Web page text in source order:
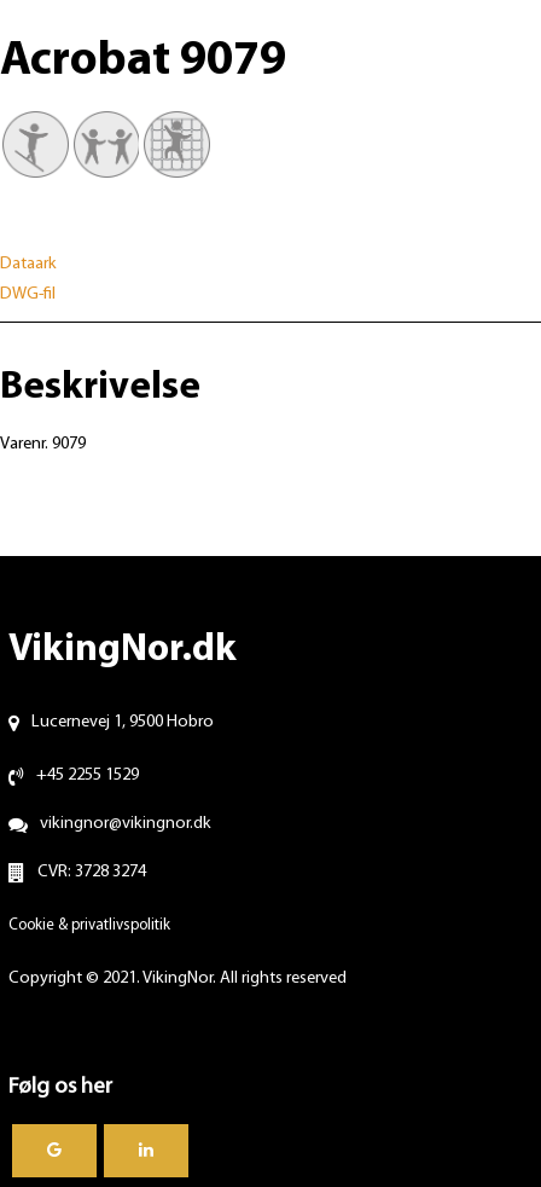
Acrobat 9079
Dataark
DWG-fil
Beskrivelse
Varenr. 9079
VikingNor.dk
Lucernevej 1, 9500 Hobro
+45 2255 1529
vikingnor@vikingnor.dk
CVR: 3728 3274
Cookie & privatlivspolitik
Copyright © 2021. VikingNor. All rights reserved
Følg os her